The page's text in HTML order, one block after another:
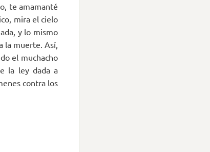
te amamanté
mira el cielo
y lo mismo
la muerte. Así,
el muchacho
la ley dada a
contra los